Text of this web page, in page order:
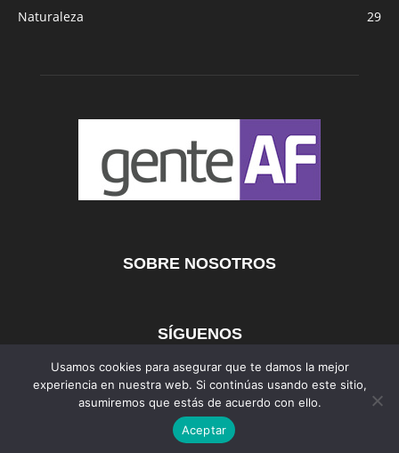
Naturaleza
29
SOBRE NOSOTROS
SÍGUENOS
AFmedios MujerAF AutosAF
©
Usamos cookies para asegurar que te damos la mejor
experiencia en nuestra web. Si continúas usando este sitio,
asumiremos que estás de acuerdo con ello.
Aceptar